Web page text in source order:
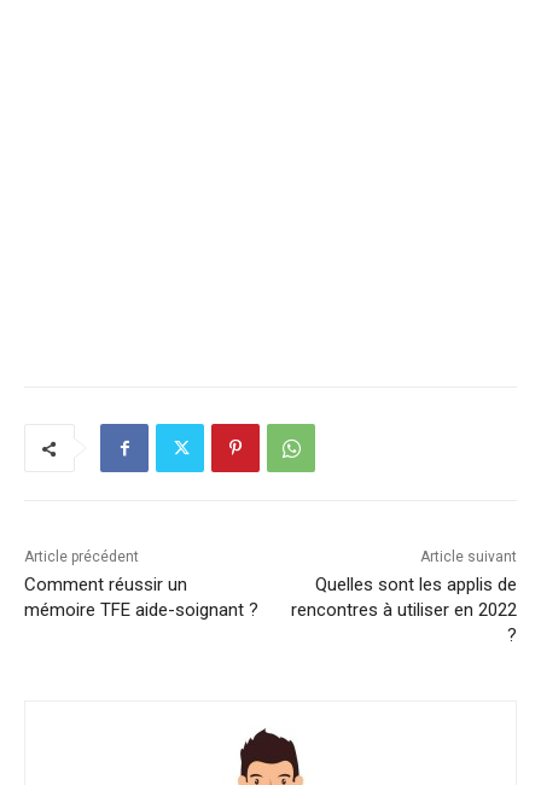
Article précédent
Comment réussir un
mémoire TFE aide-soignant ?
Article suivant
Quelles sont les applis de
rencontres à utiliser en 2022
?